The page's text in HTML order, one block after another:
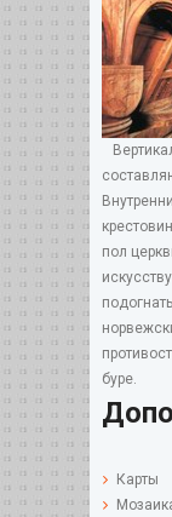
пол
буре.
Карты